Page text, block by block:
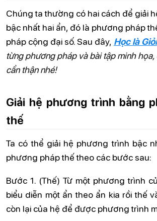
Chúng ta thường có hai cách để giải
bậc nhất hai ẩn, đó là phương pháp
pháp cộng đại số. Sau đây, Học là Giỏi
từng phương pháp và bài tập minh
cẩn thận nhé!
Giải hệ phương trình bằng
thế
Ta có thể giải hệ phương trình bậc
phương pháp thế theo các bước sau:
Bước 1. (Thế) Từ một phương trình
biểu diễn một ẩn theo ẩn kia rồi thế
còn lại của hệ để được phương trình